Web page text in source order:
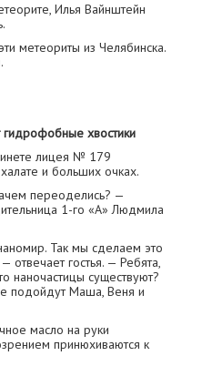
Илья Вайнштейн
метеориты из Челябинска.
хвостики
лицея № 179
и больших очках.
переоделись? —
1-го «А» Людмила
Так мы сделаем это
отвечает гостья. — Ребята,
наночастицы существуют?
подойдут Маша, Веня и
масло на руки
принюхиваются к